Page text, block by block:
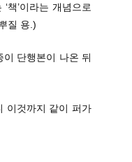
책’이라는 개념으로
질 용.)
단행본이 나온 뒤
것까지 같이 퍼가